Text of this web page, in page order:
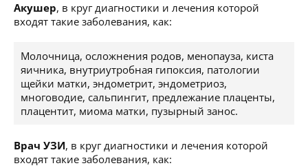
Акушер, в круг диагностики и лечения которой
входят такие заболевания, как:
Молочница, осложнения родов, менопауза, киста
яичника, внутриутробная гипоксия, патологии
щейки матки, эндометрит, эндометриоз,
многоводие, сальпингит, предлежание плаценты,
плацентит, миома матки, пузырный занос.
Врач УЗИ, в круг диагностики и лечения которой
входят такие заболевания, как: